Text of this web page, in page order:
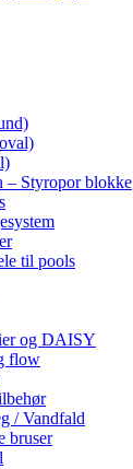
– Styropor blokke
til pools
og DAISY
flow
/ Vandfald
bruser